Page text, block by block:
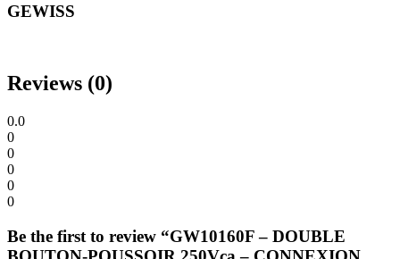
GEWISS
Reviews (0)
0.0
0
0
0
0
0
Be the first to review “GW10160F – DOUBLE